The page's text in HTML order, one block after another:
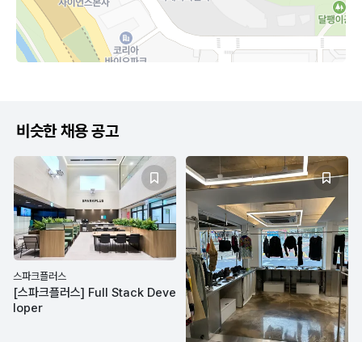
비슷한 채용 공고
스파크플러스
[스파크플러스] Full Stack Deve
loper